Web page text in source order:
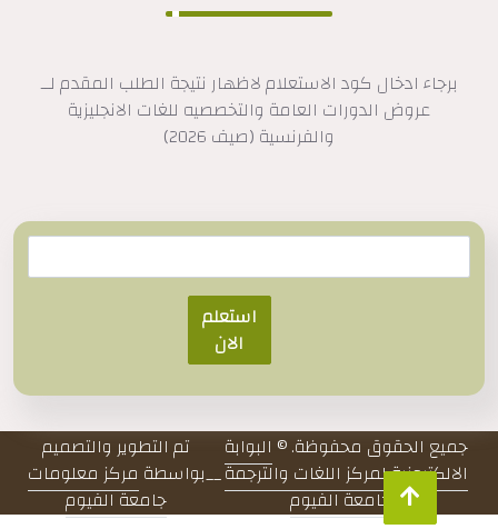
برجاء ادخال كود الاستعلام لاظهار نتيجة الطلب المقدم لــ
عروض الدورات العامة والتخصصيه للغات الانجليزية
والفرنسية (صيف 2026)
استعلم
الان
جميع الحقوق محفوظة. ©البوابة
الالكترونية لمركز اللغات والترجمة
- جامعة الفيوم
__
تم التطوير والتصميم
بواسطةمركز معلومات
جامعة الفيوم